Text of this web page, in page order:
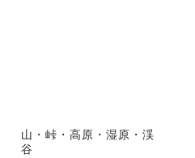
山・峠・高原・湿原・渓
谷